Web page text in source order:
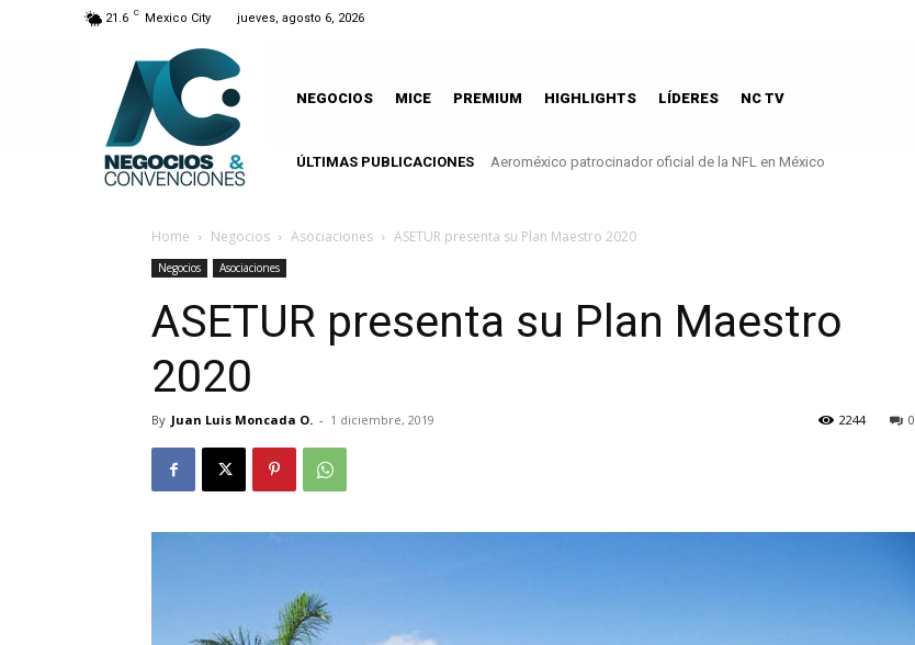
21.6 C Mexico City jueves, agosto 6, 2026
NEGOCIOS MICE PREMIUM HIGHLIGHTS LÍDERES NC TV
ÚLTIMAS PUBLICACIONES Aeroméxico patrocinador oficial de la NFL en México
La guía imperdible de dónde comer chiles en nogada
Home Negocios Asociaciones ASETUR presenta su Plan Maestro 2020
Negocios Asociaciones
ASETUR presenta su Plan Maestro
2020
By Juan Luis Moncada O. - 1 diciembre, 2019 0
2244